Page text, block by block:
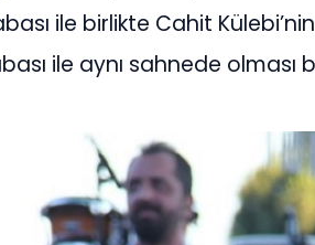
ile birlikte Cahit
ile aynı sahnede